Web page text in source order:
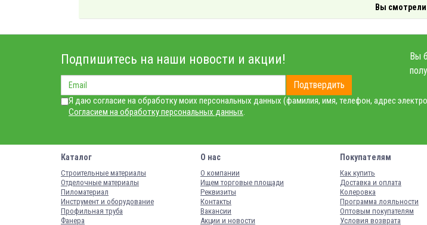
Вы смотрели
Подпишитесь на наши новости и акции!
Подтвердить
Вы
Я даю согласие на обработку моих персональных данных (фамилия, имя, телефон, адрес
Согласием на обработку персональных данных
Каталог
Строительные материалы
Отделочные материалы
Пиломатериал
Инструмент и оборудование
Профильная труба
Фанера
О нас
О компании
Ищем торговые площади
Реквизиты
Контакты
Вакансии
Акции и новости
Покупателям
Как купить
Доставка и оплата
Колеровка
Программа лояльности
Оптовым покупателям
Условия возврата